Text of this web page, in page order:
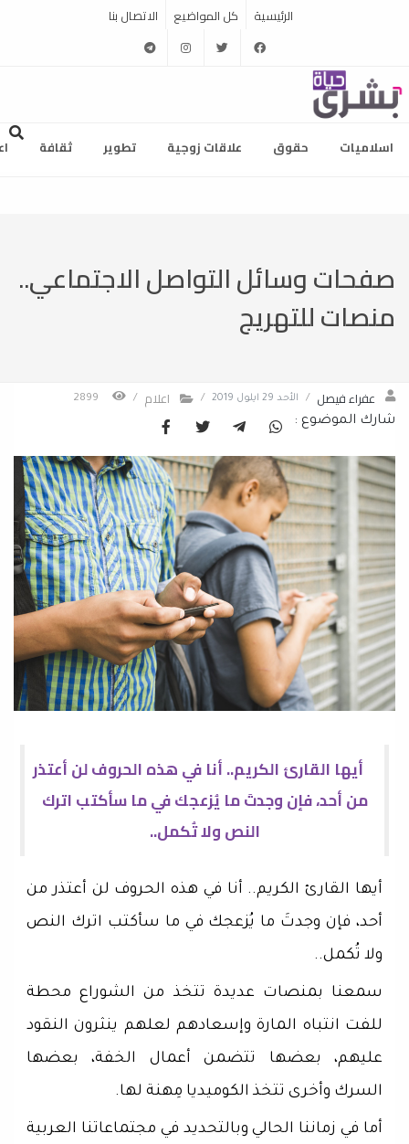
الرئيسية كل المواضيع الاتصال بنا
facebook
twitter
instagram
telegram
اسلاميات حقوق علاقات زوجية تطوير ثقافة
صفحات وسائل التواصل الاجتماعي..
منصات للتهريج
عفراء فيصل / الأحد 29 ايلول 2019 / اعلام /
شارك الموضوع :
أيها القارئ الكريم.. أنا في هذه الحروف لن أعتذر
من أحد، فإن وجدتَ ما يُزعجك في ما سأكتب اترك
النص ولا تُكمل..
أيها القارئ الكريم.. أنا في هذه الحروف لن أعتذر من
أحد، فإن وجدتَ ما يُزعجك في ما سأكتب اترك النص
ولا تُكمل..
سمعنا بمنصات عديدة تتخذ من الشوراع محطة
للفت انتباه المارة وإسعادهم لعلهم ينثرون النقود
عليهم، بعضها تتضمن أعمال الخفة، بعضها
السرك وأخرى تتخذ الكوميديا مِهنة لها.
أما في زماننا الحالي وبالتحديد في مجتماعاتنا العربية